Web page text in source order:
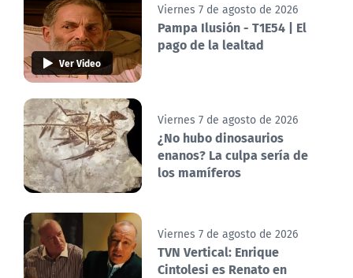
Ver Video
Viernes 7 de agosto de 2026
Pampa Ilusión - T1E54 | El
pago de la lealtad
Viernes 7 de agosto de 2026
¿No hubo dinosaurios
enanos? La culpa sería de
los mamíferos
Viernes 7 de agosto de 2026
TVN Vertical: Enrique
Cintolesi es Renato en